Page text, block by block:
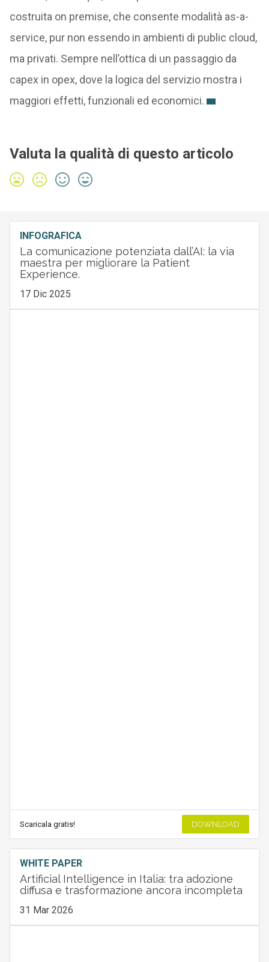
costruita on premise, che consente modalità as-a-
service, pur non essendo in ambienti di public cloud,
ma privati. Sempre nell’ottica di un passaggio da
capex in opex, dove la logica del servizio mostra i
maggiori effetti, funzionali ed economici.
Valuta la qualità di questo articolo
INFOGRAFICA
La comunicazione potenziata dall’AI: la via
maestra per migliorare la Patient
Experience.
17 Dic 2025
Scaricala gratis! DOWNLOAD
WHITE PAPER
Artificial Intelligence in Italia: tra adozione
diffusa e trasformazione ancora incompleta
31 Mar 2026